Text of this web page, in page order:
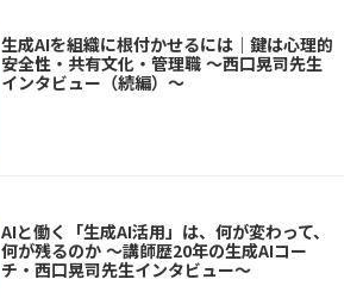
生成AIを組織に根付かせるには｜鍵は心理的
安全性・共有文化・管理職 ～西口晃司先生
インタビュー（続編）～
AIと働く「生成AI活用」は、何が変わって、
何が残るのか ～講師歴20年の生成AIコー
チ・西口晃司先生インタビュー～